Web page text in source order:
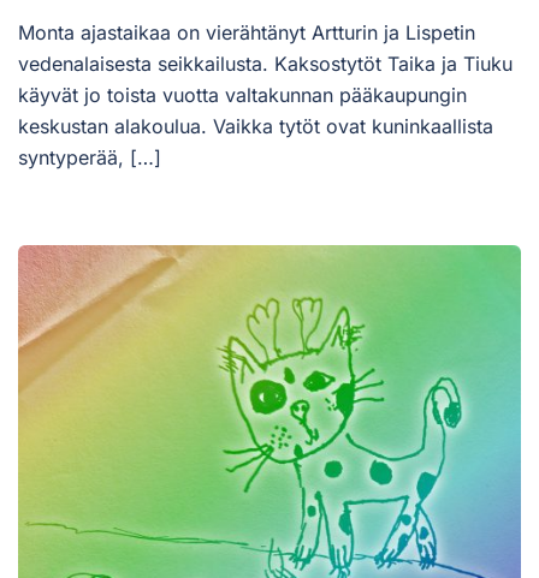
Monta ajastaikaa on vierähtänyt Artturin ja Lispetin
vedenalaisesta seikkailusta. Kaksostytöt Taika ja Tiuku
käyvät jo toista vuotta valtakunnan pääkaupungin
keskustan alakoulua. Vaikka tytöt ovat kuninkaallista
syntyperää, […]